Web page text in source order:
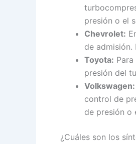
presión o el
Chevrolet:
de
Toyota:
presión del
Volkswagen:
control de
de presión o
¿Cuáles son los